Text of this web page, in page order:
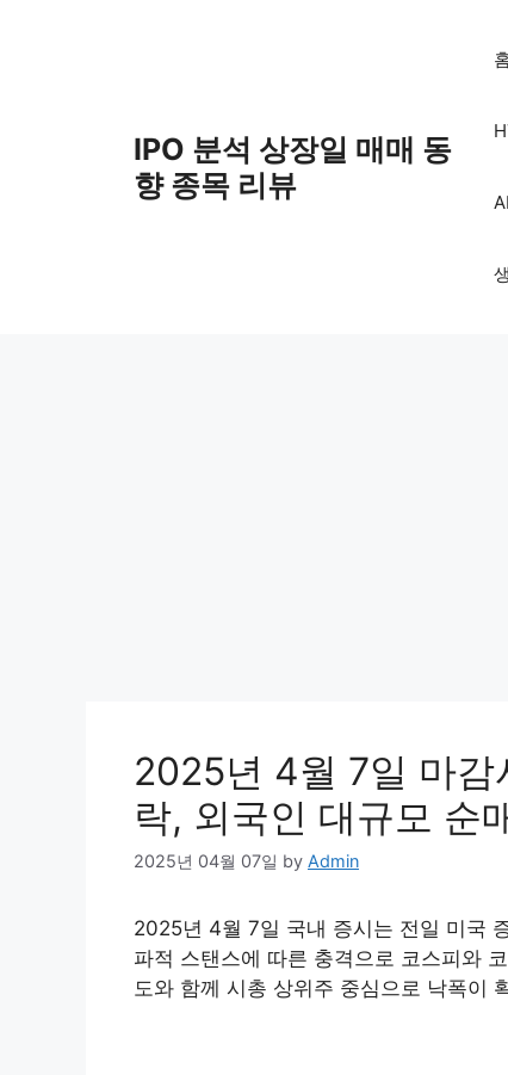
IPO 분석 상장일 매매 동
향 종목 리뷰
2025년 4월 7일 마감
락, 외국인 대규모 순
2025년 04월 07일 by Admin
2025년 4월 7일 국내 증시는 전일 미국
파적 스탠스에 따른 충격으로 코스피와
도와 함께 시총 상위주 중심으로 낙폭이